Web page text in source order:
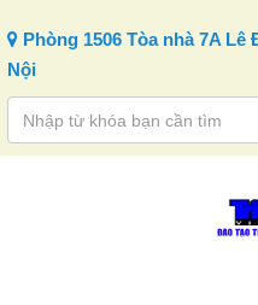
Phòng 1506 Tòa nhà 7A
Nội